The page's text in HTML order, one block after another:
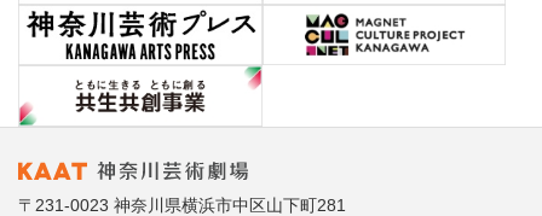
〒231-0023 神奈川県横浜市中区山下町281